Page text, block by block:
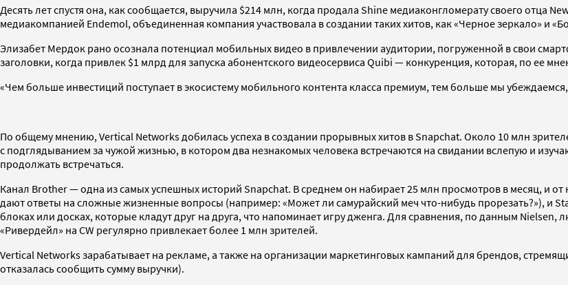
Десять лет спустя она, как сообщается, выручила $214 млн, когда продала Shine медиаконгломерату своего отца
медиакомпанией Endemol, объединенная компания участвовала в создании таких хитов, как «Черное зеркало» и
Элизабет Мердок рано осознала потенциал мобильных видео в привлечении аудитории, погруженной в свои
заголовки, когда привлек $1 млрд для запуска абонентского видеосервиса Quibi — конкуренция, которая, по ее
«Чем больше инвестиций поступает в экосистему мобильного контента класса премиум, тем больше мы
По общему мнению, Vertical Networks добилась успеха в создании прорывных хитов в Snapchat. Около 10 млн
с подглядыванием за чужой жизнью, в котором два незнакомых человека встречаются на свидании вслепую и
продолжать встречаться.
Канал Brother — одна из самых успешных историй Snapchat. В среднем он набирает 25 млн просмотров в месяц, и от
дают ответы на сложные жизненные вопросы (например: «Может ли самурайский меч что-нибудь прорезать?»), и
блоках или досках, которые кладут друг на друга, что напоминает игру дженга. Для сравнения, по данным
«Ривердейл» на CW регулярно привлекает более 1 млн зрителей.
Vertical Networks зарабатывает на рекламе, а также на организации маркетинговых кампаний для брендов,
отказалась сообщить сумму выручки).